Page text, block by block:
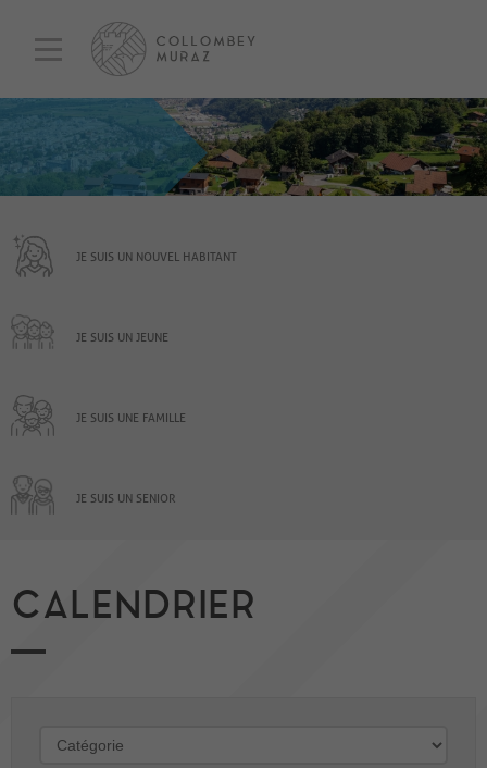
JE SUIS UN NOUVEL HABITANT
JE SUIS UN JEUNE
JE SUIS UNE FAMILLE
JE SUIS UN SENIOR
CALENDRIER